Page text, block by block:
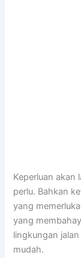
Keperluan
perlu. Bahkan
yang
yang
lingkungan
mudah.